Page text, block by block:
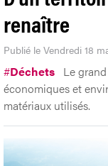
renaître
Publié le Vendredi 18
#Déchets Le
économiques et
matériaux utilisés.